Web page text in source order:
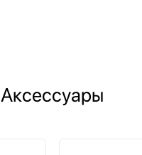
Аксессуары